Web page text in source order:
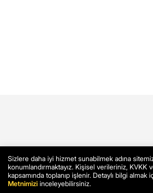
Sizlere daha iyi hizmet sunabilmek adına
konumlandırmaktayız. Kişisel verileriniz, KVKK
kapsamında toplanıp işlenir. Detaylı bilgi almak
Metnimizi inceleyebilirsiniz.